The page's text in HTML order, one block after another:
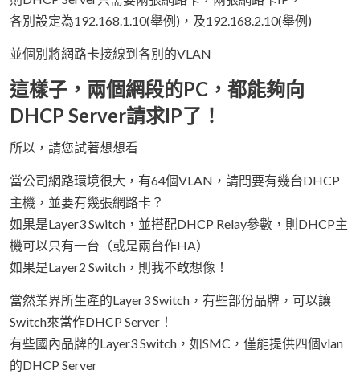
各別設定為192.168.1.10(舉例)，及192.168.2.10(舉例)
並個別將網路卡接線到各別的VLAN
這樣子，兩個網段的PC，都能夠向
DHCP Server請求IP了！
所以，請您試著想想看
當公司網路環境很大，有64個VLAN，請問要有幾台DHCP
主機，並要有幾張網路卡？
如果是Layer3 Switch，並搭配DHCP Relay參數，則DHCP主
機可以只有一台（或是兩台作HA）
如果是Layer2 Switch，則我不敢想像！
當然業界所生產的Layer3 Switch，有些部份品牌，可以讓
Switch來當作DHCP Server！
有些國內品牌的Layer3 Switch，如SMC，僅能提供四個vlan
的DHCP Server